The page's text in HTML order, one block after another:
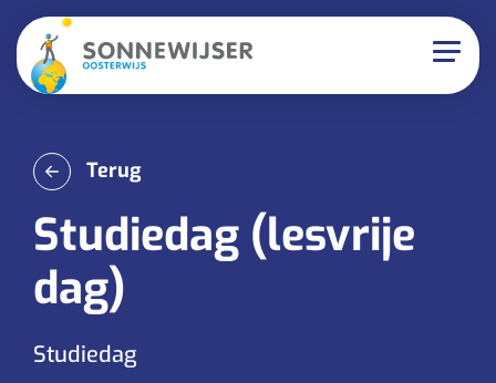
Terug
Studiedag (lesvrije
dag)
Studiedag